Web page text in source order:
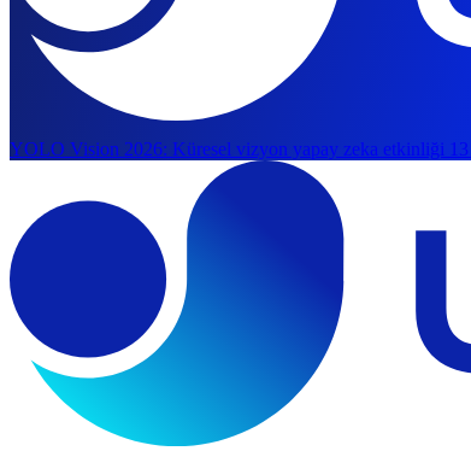
YOLO Vision 2026: Küresel vizyon yapay zeka etkinliği